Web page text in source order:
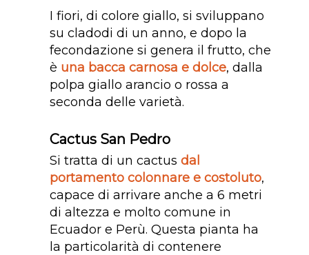
I fiori, di colore giallo, si sviluppano
su cladodi di un anno, e dopo la
fecondazione si genera il frutto, che
è una bacca carnosa e dolce, dalla
polpa giallo arancio o rossa a
seconda delle varietà.
Cactus San Pedro
Si tratta di un cactus dal
portamento colonnare e costoluto,
capace di arrivare anche a 6 metri
di altezza e molto comune in
Ecuador e Perù. Questa pianta ha
la particolarità di contenere